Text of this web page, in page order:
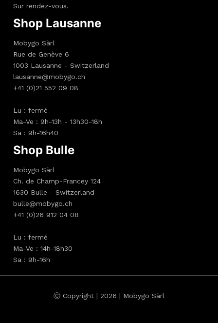
Sur rendez-vous.
Shop Lausanne
Mobygo Sàrl
Rue de Genève 6
1003 Lausanne - Switzerland
lausanne@mobygo.ch
+41 (0)21 552 09 08
Lu : fermé
Ma-Ve : 9h-13h - 13h30-18h
Sa : 9h-16h40
Shop Bulle
Mobygo Sàrl
Ch. de Champ-Francey 124
1630 Bulle - Switzerland
bulle@mobygo.ch
+41 (0)26 912 04 08
Lu : fermé
Ma-Ve : 14h-18h30
Sa : 9h-16h
Ⓒ Copyright | 2026 | Mobygo Sàrl